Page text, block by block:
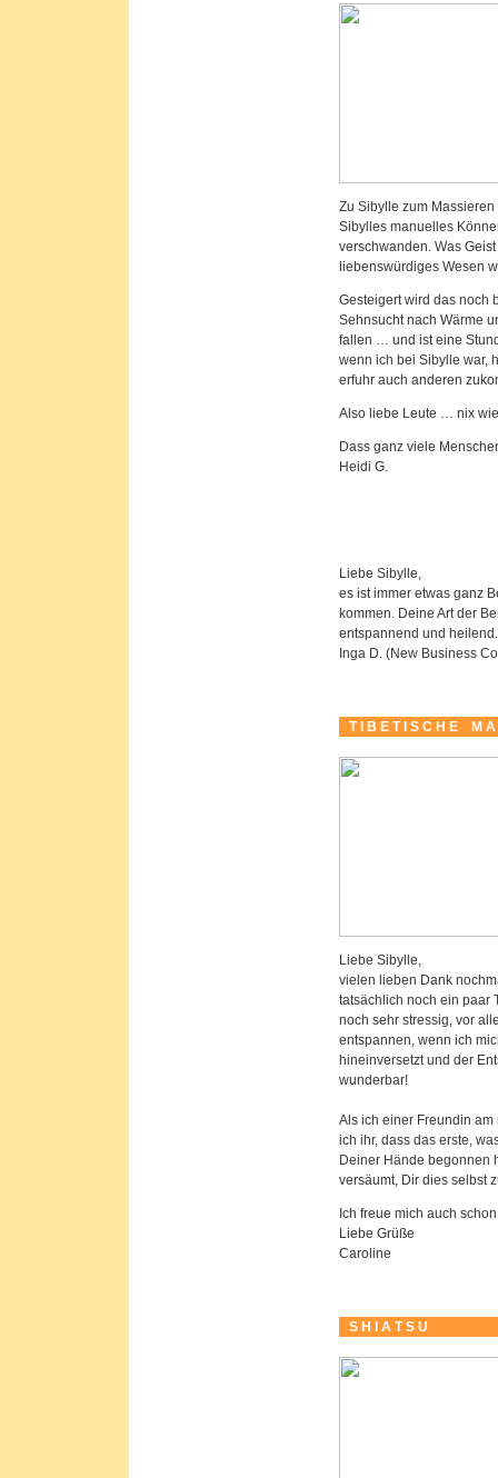
Zu Sibylle zum
Sibylles manuelles
verschwanden. Was
liebenswürdiges Wesen
Gesteigert wird das noch
Sehnsucht nach Wärme
fallen … und ist eine
wenn ich bei Sibylle war,
erfuhr auch anderen
Also liebe Leute … nix
Dass ganz viele
Heidi G.
Liebe Sibylle,
es ist immer etwas ganz
kommen. Deine Art der
entspannend und
Inga D. (New Business
T I B E T I S C H E M
Liebe Sibylle,
vielen lieben Dank
tatsächlich noch ein paar
noch sehr stressig, vor
entspannen, wenn ich
hineinversetzt und der
wunderbar!
Als ich einer Freundin
ich ihr, dass das erste,
Deiner Hände begonnen
versäumt, Dir dies selbst
Ich freue mich auch
Liebe Grüße
Caroline
S H I A T S U